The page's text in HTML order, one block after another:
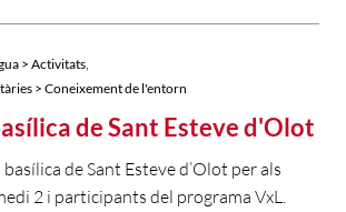
> Activitats
> Coneixement de l'entorn
de Sant Esteve d'Olot
de Sant Esteve d’Olot per als
2 i participants del programa VxL.